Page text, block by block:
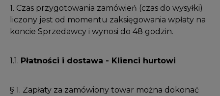
1. Czas przygotowania zamówień (czas do wysyłki)
liczony jest od momentu zaksięgowania wpłaty na
koncie Sprzedawcy i wynosi do 48 godzin.
1.1. Płatności i dostawa - Klienci hurtowi
§ 1. Zapłaty za zamówiony towar można dokonać